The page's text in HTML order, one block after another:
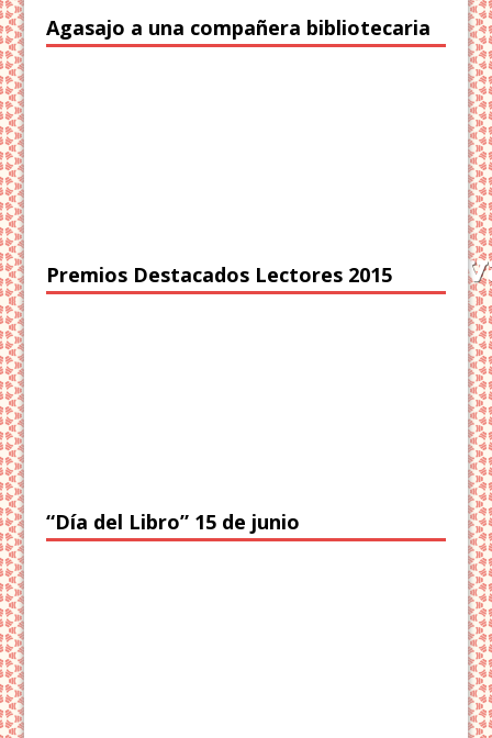
Agasajo a una compañera bibliotecaria
Premios Destacados Lectores 2015
“Día del Libro” 15 de junio